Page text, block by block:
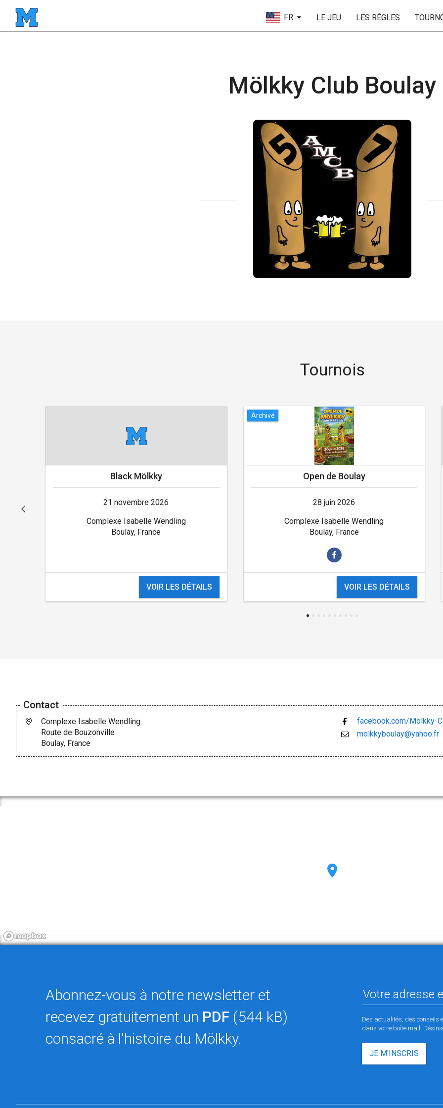
FR LE JEU LES RÈGLES
Mölkky Club Boulay
Tournois
Black Mölkky
21 novembre 2026
Complexe Isabelle Wendling
Boulay, France
VOIR LES DÉTAILS
Archivé
Open de Boulay
28 juin 2026
Complexe Isabelle Wendling
Boulay, France
VOIR LES DÉTAILS
Contact
facebook.com/Mölkky-
molkkyboulay@yahoo.fr
Complexe Isabelle Wendling
Route de Bouzonville
Boulay, France
Abonnez-vous à notre newsletter et
recevez gratuitement un PDF (544 kB)
consacré à l'histoire du Mölkky.
Des actualités, des conseils
dans votre boîte mail.
JE M'INSCRIS